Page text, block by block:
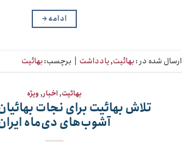
ادامه→
ارسال شده در :بهائیت,یادداشت | برچسب:بهائیت
بهائیت,اخبار,ویژه
تلاش بهائیت برای نجات
آشوب‌های دی‌ماه